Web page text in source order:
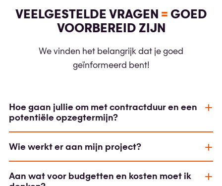
VEELGESTELDE VRAGEN = GOED
VOORBEREID ZIJN
We vinden het belangrijk dat je goed
geïnformeerd bent!
Hoe gaan jullie om met contractduur en een
potentiële opzegtermijn?
Wie werkt er aan mijn project?
Aan wat voor budgetten en kosten moet ik